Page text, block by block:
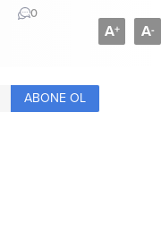
0
A+ A-
ABONE OL